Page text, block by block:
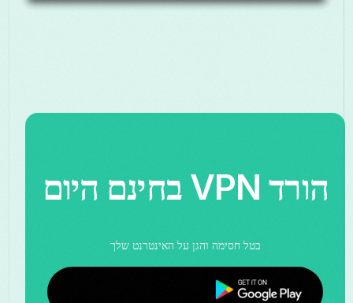
הורד VPN בחינם היום
בטל חסימה והגן על האינטרנט שלך